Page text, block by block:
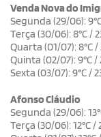
Venda Nova do
Segunda (29/06):
Terça (30/06): 8°C /
Quarta (01/07): 8°C
Quinta (02/07): 9°C
Sexta (03/07): 9°C /
Afonso Cláudio
Segunda (29/06):
Terça (30/06): 12°C